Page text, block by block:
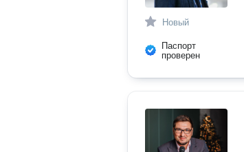
Новый
Паспорт
проверен